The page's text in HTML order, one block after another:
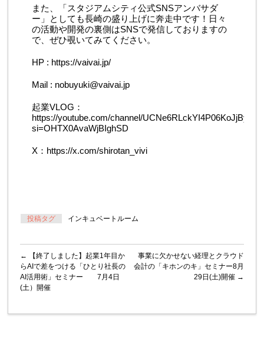
また、「スタジアムシティ公式SNSアンバサダ
ー」としても長崎の盛り上げに奔走中です！日々
の活動や開発の裏側はSNSで発信しておりますの
で、ぜひ覗いてみてください。
HP : https://vaivai.jp/
Mail : nobuyuki@vaivai.jp
起業VLOG ：
https://youtube.com/channel/
si=OHTX0AvaWjBIghSD
X ： https://x.com/shirotan_vivi
投稿タグ インキュベートルーム
←
【終了しました】起業1年目か
らAIで差をつける「ひとり社長の
AI活用術」セミナー 7月4日
(土）開催
事業に欠かせない経理とクラウド
会計の「キホンのキ」セミナー8月
29日(土)開催 →